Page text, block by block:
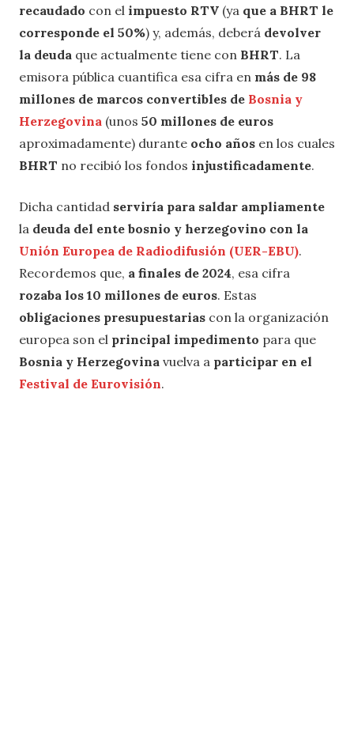
recaudado con el impuesto RTV (ya que a BHRT le
corresponde el 50%) y, además, deberá devolver
la deuda que actualmente tiene con BHRT. La
emisora pública cuantifica esa cifra en más de 98
millones de marcos convertibles de Bosnia y
Herzegovina (unos 50 millones de euros
aproximadamente) durante ocho años en los cuales
BHRT no recibió los fondos injustificadamente.
Dicha cantidad serviría para saldar ampliamente
la deuda del ente bosnio y herzegovino con la
Unión Europea de Radiodifusión (UER-EBU).
Recordemos que, a finales de 2024, esa cifra
rozaba los 10 millones de euros. Estas
obligaciones presupuestarias con la organización
europea son el principal impedimento para que
Bosnia y Herzegovina vuelva a participar en el
Festival de Eurovisión.